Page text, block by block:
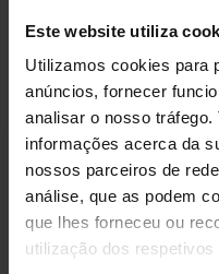
Este website utiliza
Utilizamos cookies para
anúncios, fornecer
analisar o nosso tráfego.
informações acerca da
nossos parceiros de
análise, que as podem
que lhes forneceu ou
utilização dos
N1 Drink 330 ml
2,19€ 2,39€
Envio rápido